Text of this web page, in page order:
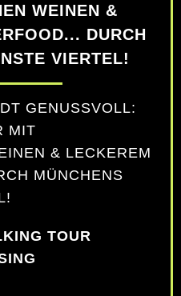
WEINEN &
DURCH
VIERTEL!
GENUSSVOLL:
MIT
& LECKEREM
MÜNCHENS
TOUR